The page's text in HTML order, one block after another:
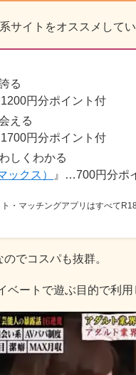
サイトをオススメしてい
る
円分ポイント付
える
円分ポイント付
しくわかる
ックス） 』…700円分ポ
・マッチングアプリはすべて
でコスパも抜群。
ートで遊ぶ目的で利用